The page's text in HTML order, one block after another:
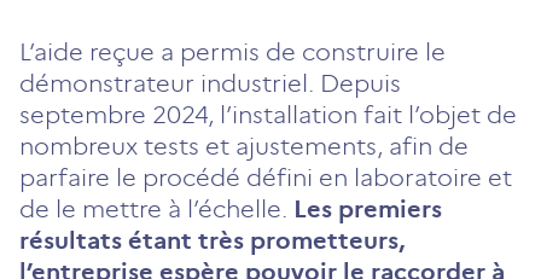
L’aide reçue a permis de construire le
démonstrateur industriel. Depuis
septembre 2024, l’installation fait l’objet de
nombreux tests et ajustements, afin de
parfaire le procédé défini en laboratoire et
de le mettre à l’échelle. Les premiers
résultats étant très prometteurs,
l’entreprise espère pouvoir le raccorder à